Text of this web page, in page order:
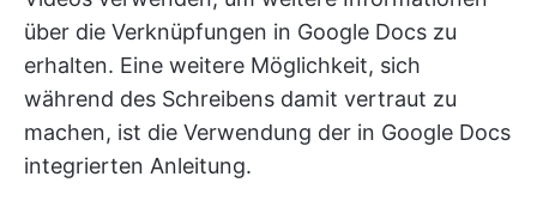
über die Verknüpfungen in Google Docs zu
erhalten. Eine weitere Möglichkeit, sich
während des Schreibens damit vertraut zu
machen, ist die Verwendung der in Google Docs
integrierten Anleitung.